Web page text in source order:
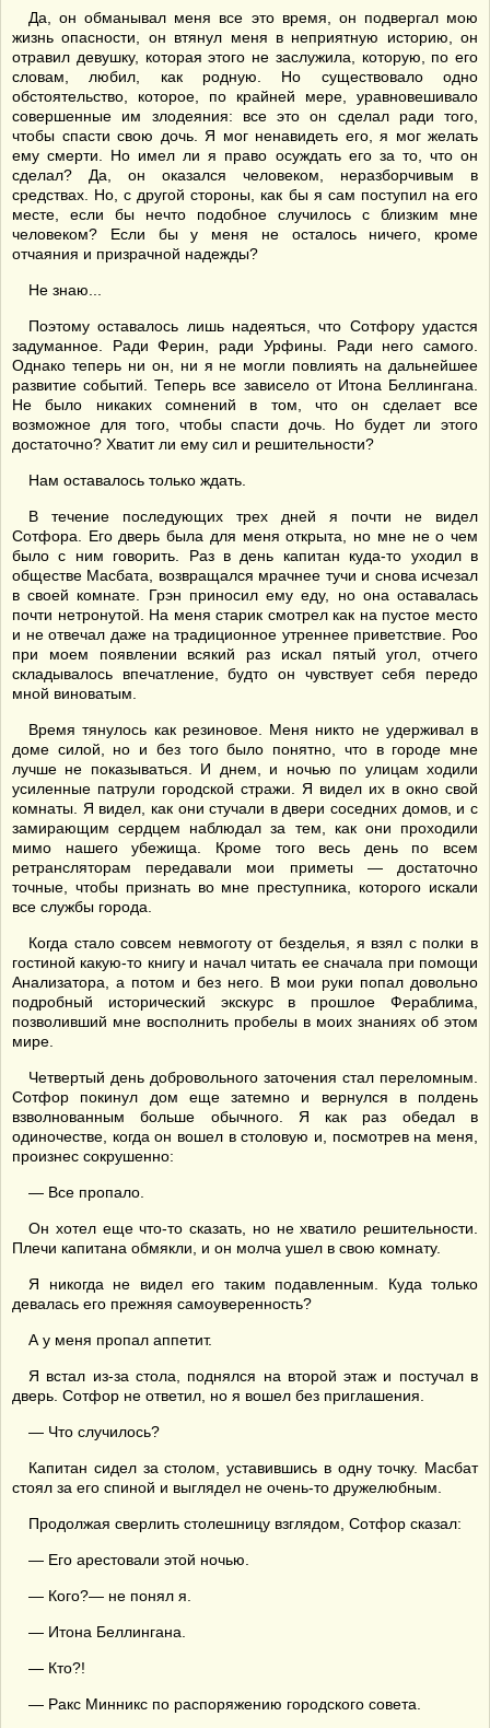
Да, он обманывал меня все это время, он подвергал мою
жизнь опасности, он втянул меня в неприятную историю, он
отравил девушку, которая этого не заслужила, которую, по его
словам, любил, как родную. Но существовало одно
обстоятельство, которое, по крайней мере, уравновешивало
совершенные им злодеяния: все это он сделал ради того,
чтобы спасти свою дочь. Я мог ненавидеть его, я мог желать
ему смерти. Но имел ли я право осуждать его за то, что он
сделал? Да, он оказался человеком, неразборчивым в
средствах. Но, с другой стороны, как бы я сам поступил на его
месте, если бы нечто подобное случилось с близким мне
человеком? Если бы у меня не осталось ничего, кроме
отчаяния и призрачной надежды?
Не знаю...
Поэтому оставалось лишь надеяться, что Сотфору удастся
задуманное. Ради Ферин, ради Урфины. Ради него самого.
Однако теперь ни он, ни я не могли повлиять на дальнейшее
развитие событий. Теперь все зависело от Итона Беллингана.
Не было никаких сомнений в том, что он сделает все
возможное для того, чтобы спасти дочь. Но будет ли этого
достаточно? Хватит ли ему сил и решительности?
Нам оставалось только ждать.
В течение последующих трех дней я почти не видел
Сотфора. Его дверь была для меня открыта, но мне не о чем
было с ним говорить. Раз в день капитан куда-то уходил в
обществе Масбата, возвращался мрачнее тучи и снова исчезал
в своей комнате. Грэн приносил ему еду, но она оставалась
почти нетронутой. На меня старик смотрел как на пустое место
и не отвечал даже на традиционное утреннее приветствие. Роо
при моем появлении всякий раз искал пятый угол, отчего
складывалось впечатление, будто он чувствует себя передо
мной виноватым.
Время тянулось как резиновое. Меня никто не удерживал в
доме силой, но и без того было понятно, что в городе мне
лучше не показываться. И днем, и ночью по улицам ходили
усиленные патрули городской стражи. Я видел их в окно свой
комнаты. Я видел, как они стучали в двери соседних домов, и с
замирающим сердцем наблюдал за тем, как они проходили
мимо нашего убежища. Кроме того весь день по всем
ретрансляторам передавали мои приметы — достаточно
точные, чтобы признать во мне преступника, которого искали
все службы города.
Когда стало совсем невмоготу от безделья, я взял с полки в
гостиной какую-то книгу и начал читать ее сначала при помощи
Анализатора, а потом и без него. В мои руки попал довольно
подробный исторический экскурс в прошлое Фераблима,
позволивший мне восполнить пробелы в моих знаниях об этом
мире.
Четвертый день добровольного заточения стал переломным.
Сотфор покинул дом еще затемно и вернулся в полдень
взволнованным больше обычного. Я как раз обедал в
одиночестве, когда он вошел в столовую и, посмотрев на меня,
произнес сокрушенно:
— Все пропало.
Он хотел еще что-то сказать, но не хватило решительности.
Плечи капитана обмякли, и он молча ушел в свою комнату.
Я никогда не видел его таким подавленным. Куда только
девалась его прежняя самоуверенность?
А у меня пропал аппетит.
Я встал из-за стола, поднялся на второй этаж и постучал в
дверь. Сотфор не ответил, но я вошел без приглашения.
— Что случилось?
Капитан сидел за столом, уставившись в одну точку. Масбат
стоял за его спиной и выглядел не очень-то дружелюбным.
Продолжая сверлить столешницу взглядом, Сотфор сказал:
— Его арестовали этой ночью.
— Кого?— не понял я.
— Итона Беллингана.
— Кто?!
— Ракс Минникс по распоряжению городского совета.